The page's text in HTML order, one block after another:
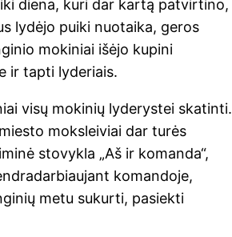
diena, kuri dar kartą patvirtino,
lydėjo puiki nuotaika, geros
mokiniai išėjo kupini
ir tapti lyderiais.
visų mokinių lyderystei skatinti.
moksleiviai dar turės
stovykla „Aš ir komanda“,
komandoje,
metu sukurti, pasiekti